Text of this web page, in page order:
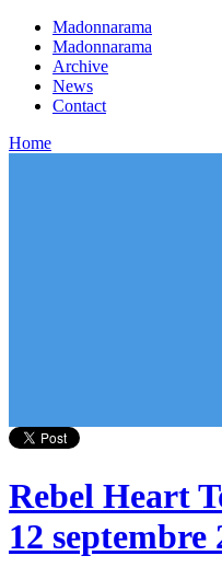
Madonnarama
Madonnarama
Archive
News
Contact
Home
Rebel Heart
12 septembre